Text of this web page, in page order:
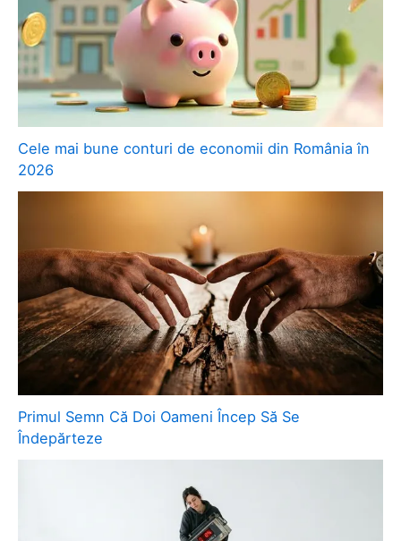
Cele mai bune conturi de economii din România în
2026
Primul Semn Că Doi Oameni Încep Să Se
Îndepărteze